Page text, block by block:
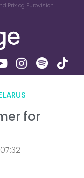
Prix og Eurovision
for
07:32